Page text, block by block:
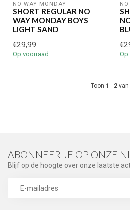
NO WAY MONDAY
SHORT REGULAR NO
WAY MONDAY BOYS
LIGHT SAND
€29,99
Op voorraad Op
Toon 1 - 2 van
ABONNEER JE OP ONZE
Blijf op de hoogte over onze laatste